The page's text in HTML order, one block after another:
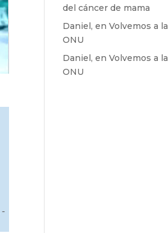
-
del cáncer de mama
Daniel, enVolvemos a la
ONU
Daniel, enVolvemos a la
ONU